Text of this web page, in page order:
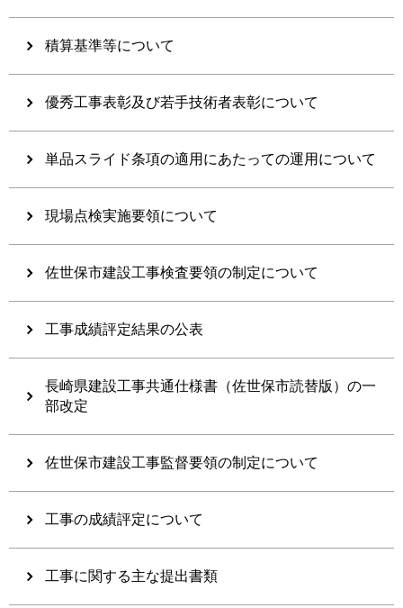
積算基準等について
優秀工事表彰及び若手技術者表彰について
単品スライド条項の適用にあたっての運用について
現場点検実施要領について
佐世保市建設工事検査要領の制定について
工事成績評定結果の公表
長崎県建設工事共通仕様書（佐世保市読替版）の一
部改定
佐世保市建設工事監督要領の制定について
工事の成績評定について
工事に関する主な提出書類